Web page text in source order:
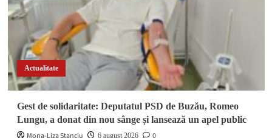
cocaină
prin
intermediul
unei
firme
de
curierat
Actualitate
Gest de solidaritate: Deputatul PSD de Buzău, Romeo
Lungu, a donat din nou sânge și lansează un apel public
Mona-Liza Stanciu
6 august 2026 0